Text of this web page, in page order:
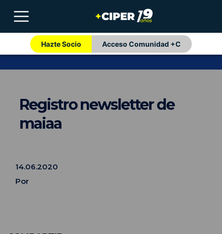
Hazte Socio Acceso Comunidad +C
Registro newsletter de
maiaa
14.06.2020
Por